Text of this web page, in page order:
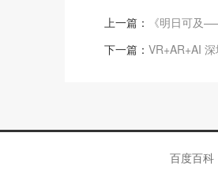
上一篇：
《明日可及
下一篇： VR+AR+AI
百度百科